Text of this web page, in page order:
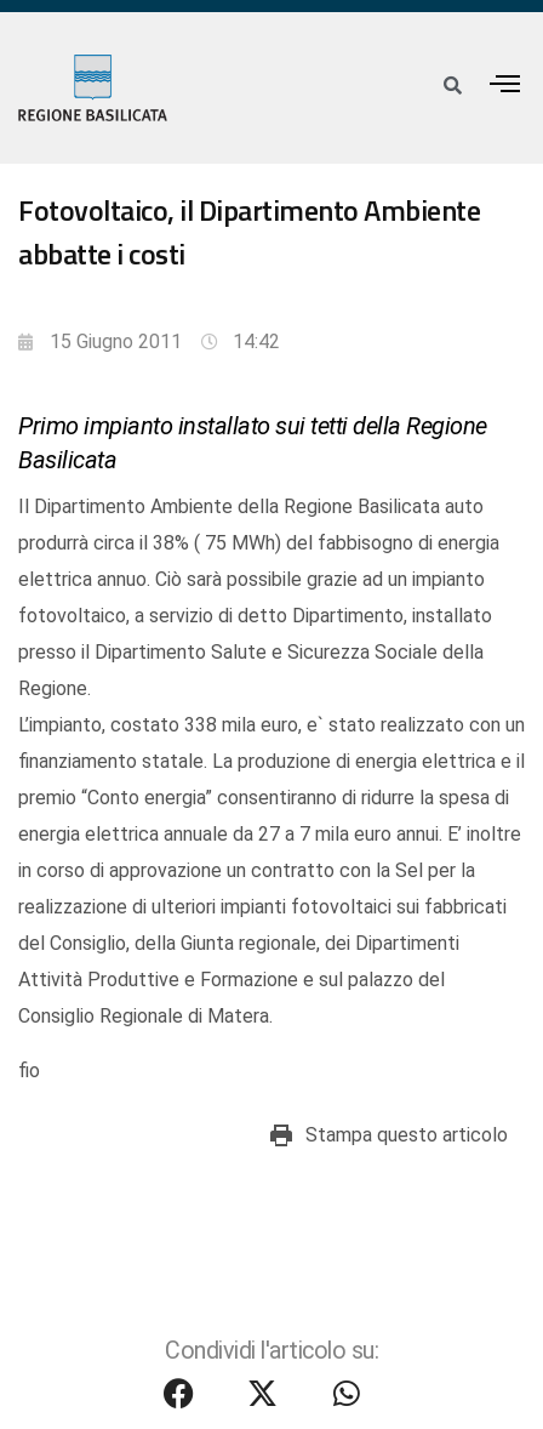
Fotovoltaico, il Dipartimento Ambiente
abbatte i costi
15 Giugno 2011 14:42
Primo impianto installato sui tetti della Regione
Basilicata
Il Dipartimento Ambiente della Regione Basilicata auto
produrrà circa il 38% ( 75 MWh) del fabbisogno di energia
elettrica annuo. Ciò sarà possibile grazie ad un impianto
fotovoltaico, a servizio di detto Dipartimento, installato
presso il Dipartimento Salute e Sicurezza Sociale della
Regione.
L’impianto, costato 338 mila euro, e` stato realizzato con un
finanziamento statale. La produzione di energia elettrica e il
premio “Conto energia” consentiranno di ridurre la spesa di
energia elettrica annuale da 27 a 7 mila euro annui. E’ inoltre
in corso di approvazione un contratto con la Sel per la
realizzazione di ulteriori impianti fotovoltaici sui fabbricati
del Consiglio, della Giunta regionale, dei Dipartimenti
Attività Produttive e Formazione e sul palazzo del
Consiglio Regionale di Matera.
fio
Stampa questo articolo
Condividi l'articolo su: